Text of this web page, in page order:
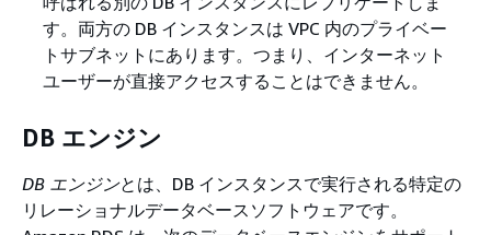
す。両方の DB インスタンスは VPC 内のプライベー
トサブネットにあります。つまり、インターネット
ユーザーが直接アクセスすることはできません。
DB エンジン
DB エンジンとは、DB インスタンスで実行される特定の
リレーショナルデータベースソフトウェアです。